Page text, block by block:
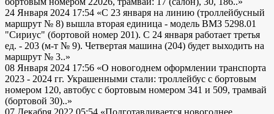
24 Января 2024 17:54 «С 23 января на линию (троллейбусный
маршрут № 8) вышла вторая единица - модель ВМЗ 5298.01
"Сириус" (бортовой номер 201). С 24 января работает третья
ед. - 203 (м-т № 9). Четвертая машина (204) будет выходить на
маршрут № 3..»
08 Января 2024 17:56 «О новогоднем оформлении транспорта
2023 - 2024 гг. Украшенными стали: троллейбус с бортовым
номером 120, автобус с бортовым номером 341 и 509, трамвай
(бортовой 30)..»